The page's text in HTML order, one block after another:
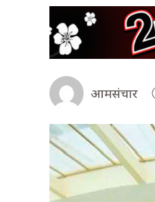
आमसंचार